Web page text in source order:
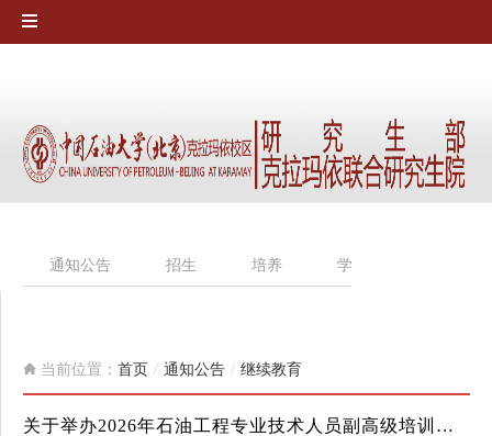
通知公告 招生 培养 学位
当前位置： 首页 / 通知公告 / 继续教育
关于举办2026年石油工程专业技术人员副高级培训班的通知